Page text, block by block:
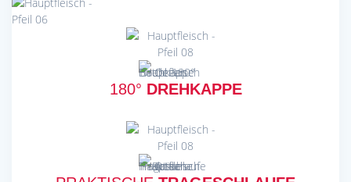
180° DREHKAPPE